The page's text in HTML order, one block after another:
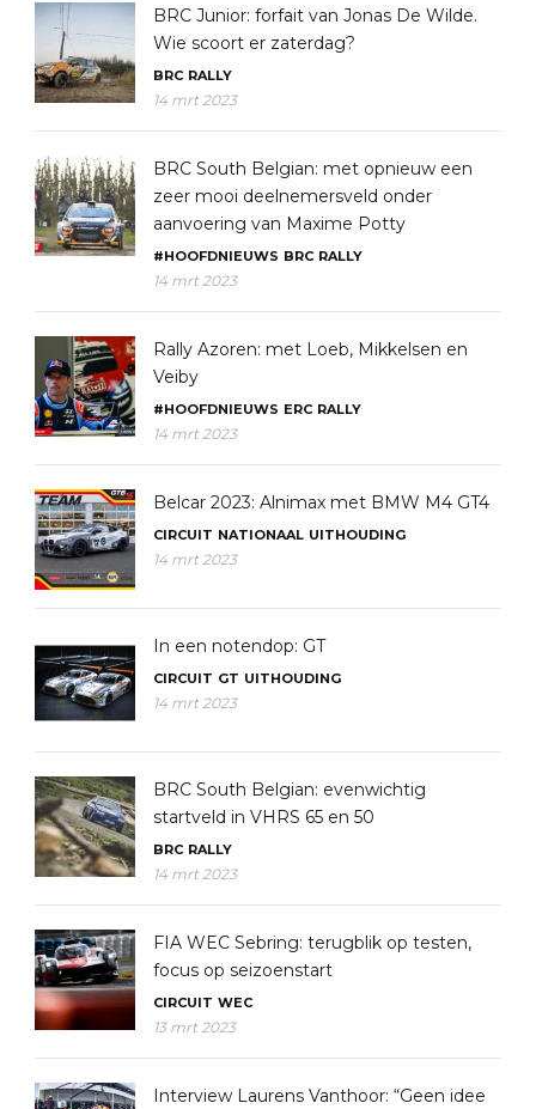
BRC Junior: forfait van Jonas De Wilde.
Wie scoort er zaterdag?
BRC RALLY
14 mrt 2023
BRC South Belgian: met opnieuw een
zeer mooi deelnemersveld onder
aanvoering van Maxime Potty
#HOOFDNIEUWS BRC RALLY
14 mrt 2023
Rally Azoren: met Loeb, Mikkelsen en
Veiby
#HOOFDNIEUWS ERC RALLY
14 mrt 2023
Belcar 2023: Alnimax met BMW M4 GT4
CIRCUIT NATIONAAL UITHOUDING
14 mrt 2023
In een notendop: GT
CIRCUIT GT UITHOUDING
14 mrt 2023
BRC South Belgian: evenwichtig
startveld in VHRS 65 en 50
BRC RALLY
14 mrt 2023
FIA WEC Sebring: terugblik op testen,
focus op seizoenstart
CIRCUIT WEC
13 mrt 2023
Interview Laurens Vanthoor: “Geen idee